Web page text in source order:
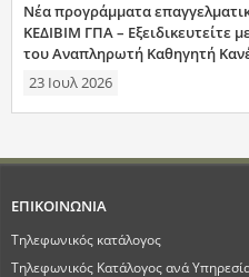
Νέα προγράμματα
ΚΕΔΙΒΙΜ ΓΠΑ – Εξειδικευτείτε
του Αναπληρωτή Καθηγητή
23 Ιουλ 2026
ΕΠΙΚΟΙΝΩΝΙΑ
Τηλεφωνικός κατάλογος
Τηλεφωνικός Κατάλογος ανά